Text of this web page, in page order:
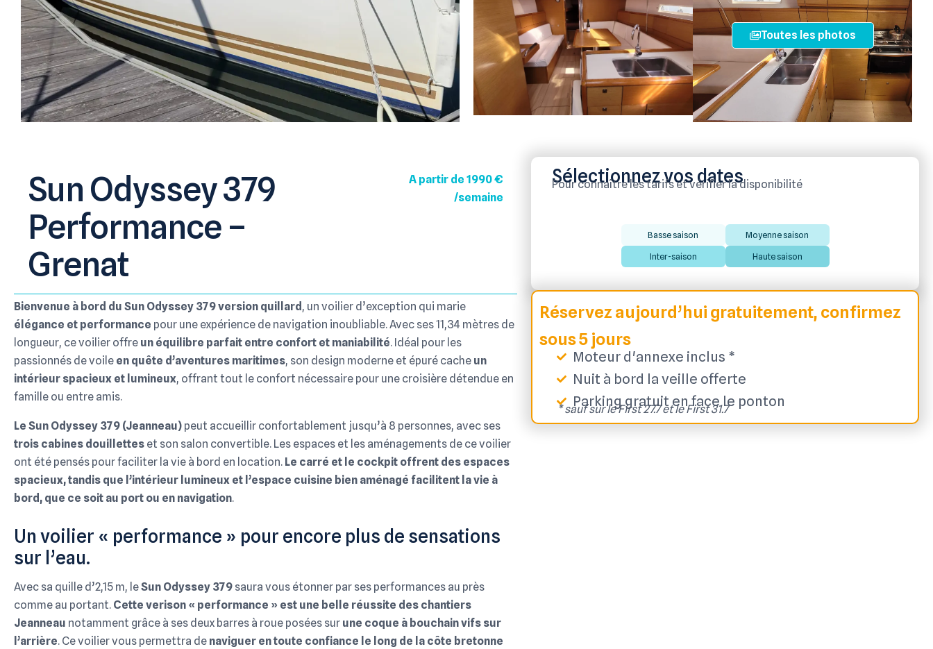
Toutes les photos
Sun Odyssey 379
Performance –
Grenat
A partir de 1990 €
/semaine
Bienvenue à bord du Sun Odyssey 379 version quillard , un voilier d’exception qui marie
élégance et performance pour une expérience de navigation inoubliable. Avec ses 11,34 mètres de
longueur, ce voilier offre un équilibre parfait entre confort et maniabilité. Idéal pour les
passionnés de voile en quête d’aventures maritimes, son design moderne et épuré cache un
intérieur spacieux et lumineux, offrant tout le confort nécessaire pour une croisière détendue en
famille ou entre amis.
Le Sun Odyssey 379 (Jeanneau) peut accueillir confortablement jusqu’à 8 personnes, avec ses
trois cabines douillettes et son salon convertible. Les espaces et les aménagements de ce voilier
ont été pensés pour faciliter la vie à bord en location. Le carré et le cockpit offrent des espaces
spacieux, tandis que l’intérieur lumineux et l’espace cuisine bien aménagé facilitent la vie à
bord, que ce soit au port ou en navigation.
Un voilier « performance » pour encore plus de sensations
sur l’eau.
Avec sa quille d’2,15 m, leSun Odyssey 379 saura vous étonner par ses performances au près
comme au portant. Cette verison « performance » est une belle réussite des chantiers
Jeanneau notamment grâce à ses deux barres à roue posées sur une coque à bouchain vifs sur
l’arrière. Ce voilier vous permettra de naviguer en toute confiance le long de la côte bretonne
Sélectionnez vos dates
Pour connaître les tarifs et vérifier la disponibilité
Basse saison Moyenne saison
Inter-saison Haute saison
Réservez aujourd’hui gratuitement, confirmez
sous 5 jours
Moteur d'annexe inclus *
Nuit à bord la veille offerte
Parking gratuit en face le ponton
* sauf sur le First 27.7 et le First 31.7